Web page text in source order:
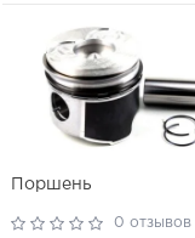
Поршень
0 отзывов